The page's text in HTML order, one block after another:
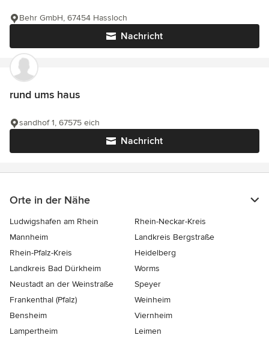
Nachricht
Behr GmbH, 67454 Hassloch
rund ums haus
Nachricht
sandhof 1, 67575 eich
Orte in der Nähe
Ludwigshafen am Rhein
Rhein-Neckar-Kreis
Mannheim
Landkreis Bergstraße
Rhein-Pfalz-Kreis
Heidelberg
Landkreis Bad Dürkheim
Worms
Neustadt an der Weinstraße
Speyer
Frankenthal (Pfalz)
Weinheim
Bensheim
Viernheim
Lampertheim
Leimen